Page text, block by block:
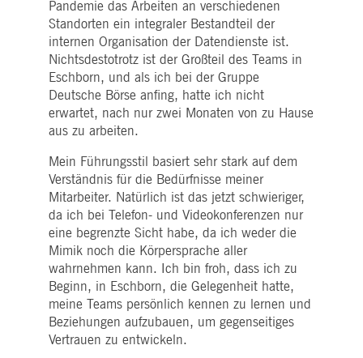
Pandemie das Arbeiten an verschiedenen
Standorten ein integraler Bestandteil der
internen Organisation der Datendienste ist.
Nichtsdestotrotz ist der Großteil des Teams in
Eschborn, und als ich bei der Gruppe
Deutsche Börse anfing, hatte ich nicht
erwartet, nach nur zwei Monaten von zu Hause
aus zu arbeiten.
Mein Führungsstil basiert sehr stark auf dem
Verständnis für die Bedürfnisse meiner
Mitarbeiter. Natürlich ist das jetzt schwieriger,
da ich bei Telefon- und Videokonferenzen nur
eine begrenzte Sicht habe, da ich weder die
Mimik noch die Körpersprache aller
wahrnehmen kann. Ich bin froh, dass ich zu
Beginn, in Eschborn, die Gelegenheit hatte,
meine Teams persönlich kennen zu lernen und
Beziehungen aufzubauen, um gegenseitiges
Vertrauen zu entwickeln.
Zahlen und Buchstaben folgt, bei der es sich
vermutlich um einen Referenzcode für die
Domain handelt, die das Cookie setzt.
www.deutsche-
boerse.com
1 Jahr
Dieser Cookie-Name ist mit der Open Source-
Webanalyseplattform von Piwik verknüpft. Es
wird verwendet, um Website-Eigentümern
dabei zu helfen, das Besucherverhalten zu
verfolgen und die Leistung der Website zu
messen. Es handelt sich um ein Muster-
Referenzcode für die Domäne sind, in der das
Cookie gesetzt wird.
Dynatrace LLC
.deutsche-
boerse.com
Sitzung
In diesem Cookie werden zwei Zeitstempel
gespeichert, um die Sitzungslänge und das
Ende einer Sitzung zu bestimmen.
Dynatrace LLC
.deutsche-
boerse.com
Sitzung
Dieser Cookie-Name ist mit Software von
Dynatrace verknüpft, einem
Softwareunternehmen für Application
Performance Management (APM). Ihre
Software verwaltet die Verfügbarkeit und
Leistung von Softwareanwendungen und die
Auswirkungen auf die Benutzererfahrung in
Form von Deep Transaction Tracing,
synthetischer Überwachung, Überwachung
.youtube.com
Analysen des Websitebetreibers
verwendet, um
um die Nutzererfahrung zu
optimieren und relevante Inhalte
anzubieten.
YouTube, LLC
.youtube.com
1
Monat
Dieser Cookie wird für YouTube-
Videodienste auf Webseiten
verwendet und ist damit